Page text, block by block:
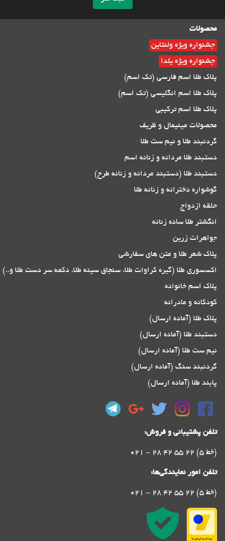
محصولات
جشنواره ویژه ولنتاین
جشنواره ویژه یلدا
پلاک طلا اسم فارسی (تک اسم)
پلاک طلا اسم انگلیسی (تک اسم)
پلاک طلا اسم ترکیبی
محصولات مینیمال و ظریف
گردنبند طلا و نیم ست طلا
دستبند طلا مردانه و زنانه اسم
دستبند طلا (دستبند مردانه و زنانه طرح)
گوشواره دخترانه و زنانه طلا
حلقه ازدواج
انگشتر طلا ساده زنانه
جواهرات زرین
پلاک شعر طلا و متن های سفارشی
اکسسوری طلا (گیره کراوات طلا، سنجاق سینه طلا، دکمه سر دست طلا و..)
پلاک اسم خانواده
کودکانه و مادرانه
پلاک طلا (آماده ارسال)
دستبند طلا (آماده ارسال)
نیم ست طلا (آماده ارسال)
گردنبند سنگ (آماده ارسال)
پابند طلا (آماده ارسال)
تلفن پشتیبانی و فروش:
021 - 28 42 55 22 (5 خط)
تلفن امور نمایندگی‌ها:
021 - 28 42 55 22 (5 خط)